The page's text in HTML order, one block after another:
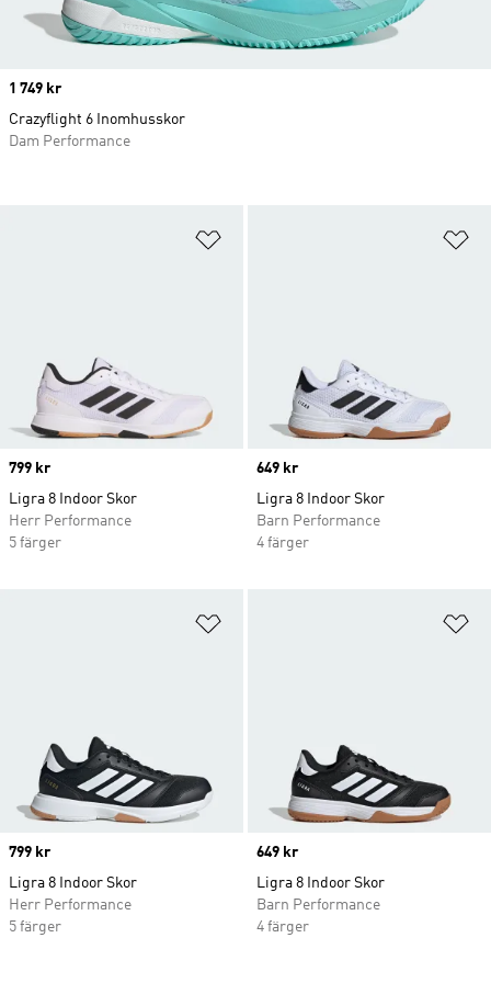
Price
799 kr
Ligra 8 Indoor Skor
Herr Performance
5 färger
Price
649 kr
Ligra 8 Indoor Skor
Barn Performance
4 färger
Price
799 kr
Ligra 8 Indoor Skor
Herr Performance
5 färger
Price
649 kr
Ligra 8 Indoor Skor
Barn Performance
4 färger
Price
1 749 kr
Crazyflight 6 Inomhusskor
Dam Performance